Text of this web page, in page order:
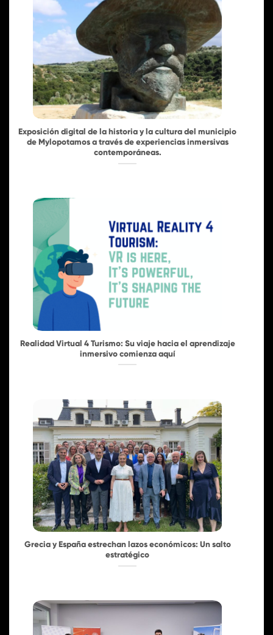
Exposición digital de la historia y la cultura del municipio
de Mylopotamos a través de experiencias inmersivas
contemporáneas.
Realidad Virtual 4 Turismo: Su viaje hacia el aprendizaje
inmersivo comienza aquí
Grecia y España estrechan lazos económicos: Un salto
estratégico